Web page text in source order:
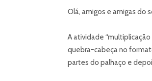
Olá, amigos e amigas do
A atividade
quebra-cabeça no
partes do palhaço e